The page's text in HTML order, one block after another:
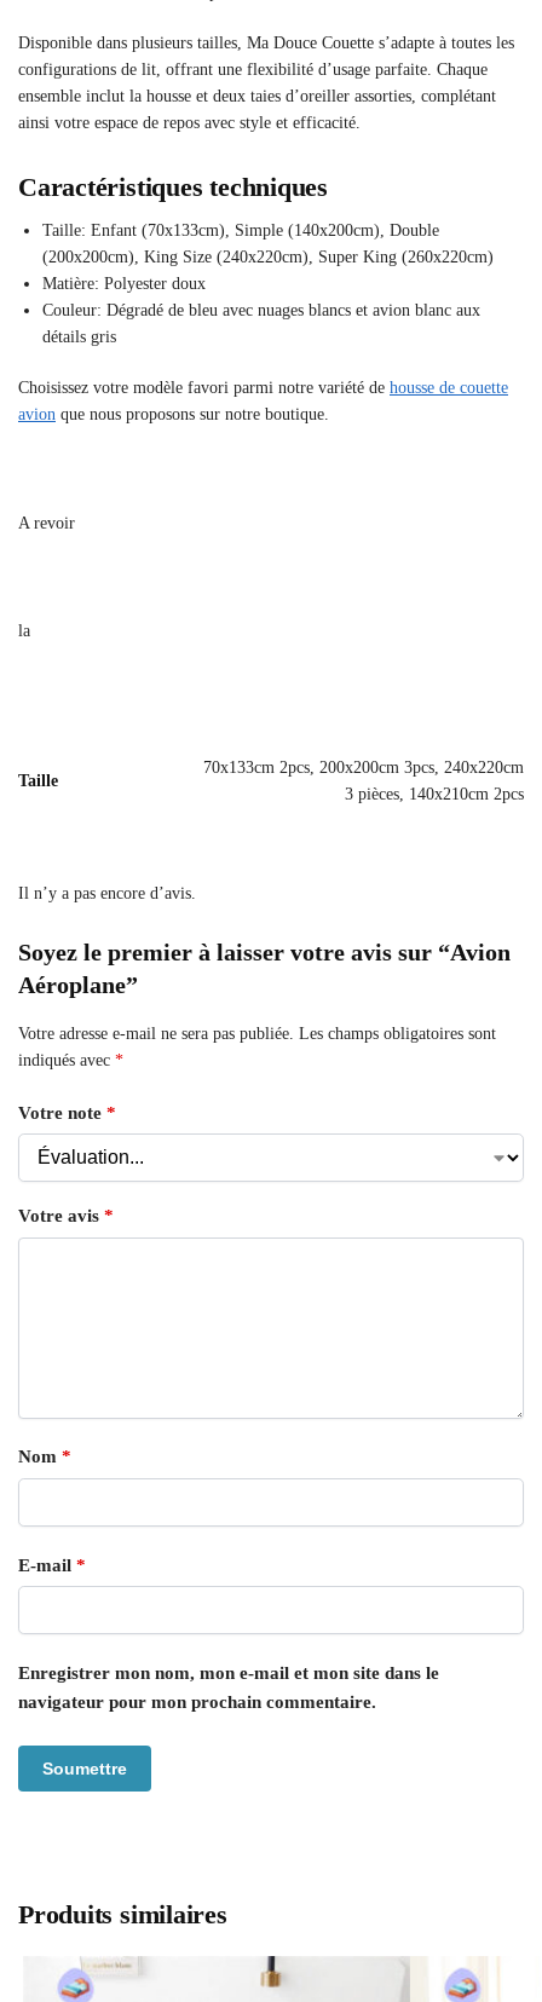
Disponible dans plusieurs tailles, Ma Douce Couette s’adapte à toutes les
configurations de lit, offrant une flexibilité d’usage parfaite. Chaque
ensemble inclut la housse et deux taies d’oreiller assorties, complétant
ainsi votre espace de repos avec style et efficacité.
Caractéristiques techniques
Taille: Enfant (70x133cm), Simple (140x200cm), Double
(200x200cm), King Size (240x220cm), Super King (260x220cm)
Matière: Polyester doux
Couleur: Dégradé de bleu avec nuages blancs et avion blanc aux
détails gris
Choisissez votre modèle favori parmi notre variété de housse de couette
avion que nous proposons sur notre boutique.
A revoir
la
Taille
70x133cm 2pcs, 200x200cm 3pcs, 240x220cm
3 pièces, 140x210cm 2pcs
Il n’y a pas encore d’avis.
Soyez le premier à laisser votre avis sur “Avion
Aéroplane”
Votre adresse e-mail ne sera pas publiée. Les champs obligatoires sont
indiqués avec *
Votre note *
Votre avis *
Nom *
E-mail *
Enregistrer mon nom, mon e-mail et mon site dans le
navigateur pour mon prochain commentaire.
Produits similaires